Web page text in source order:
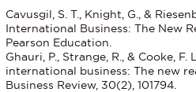
Cavusgil, S. T., Knight, G., &
International Business: The New
Pearson Education.
Ghauri, P., Strange, R., & Cooke, F.
international business: The new
Business Review, 30(2), 101794.